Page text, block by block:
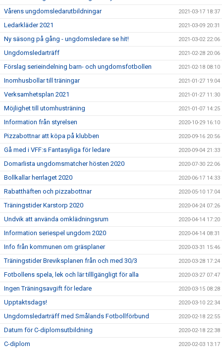
Vårens ungdomsledarutbildningar 2021-03-17 18:37
Ledarkläder 2021 2021-03-09 20:31
Ny säsong på gång - ungdomsledare se hit! 2021-03-02 22:06
Ungdomsledarträff 2021-02-28 20:06
Förslag serieindelning barn- och ungdomsfotbollen 2021-02-18 08:10
Inomhusbollar till träningar 2021-01-27 19:04
Verksamhetsplan 2021 2021-01-27 11:30
Möjlighet till utomhusträning 2021-01-07 14:25
Information från styrelsen 2020-10-29 16:10
Pizzabottnar att köpa på klubben 2020-09-16 20:56
Gå med i VFF:s Fantasyliga för ledare 2020-09-04 21:33
Domarlista ungdomsmatcher hösten 2020 2020-07-30 22:06
Bollkallar herrlaget 2020 2020-06-17 14:33
Rabatthäften och pizzabottnar 2020-05-10 17:04
Träningstider Karstorp 2020 2020-04-24 07:26
Undvik att använda omklädningsrum 2020-04-14 17:20
Information seriespel ungdom 2020 2020-04-14 08:31
Info från kommunen om gräsplaner 2020-03-31 15:46
Träningstider Breviksplanen från och med 30/3 2020-03-28 17:24
Fotbollens spela, lek och lär tilllgängligt för alla 2020-03-27 07:47
Ingen Träningsavgift för ledare 2020-03-15 08:28
Upptaktsdags! 2020-03-10 22:34
Ungdomsledarträff med Smålands Fotbollförbund 2020-02-18 22:55
Datum för C-diplomsutbildning 2020-02-18 22:38
C-diplom 2020-02-03 13:17